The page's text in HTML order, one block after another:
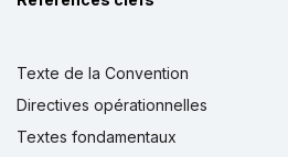
Texte de la Convention
Directives opérationnelles
Textes fondamentaux